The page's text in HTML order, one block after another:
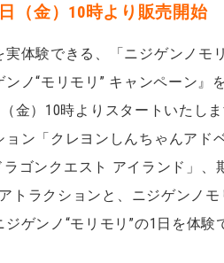
（金）10時より販売開始
体験できる、「ニジゲンノモ
ノ“モリモリ” キャンペーン』
金）10時よりスタートいたしま
ン「クレヨンしんちゃんアド
ラゴンクエスト アイランド」
トラクションと、ニジゲンノ
ゲンノ“モリモリ”の1日を体